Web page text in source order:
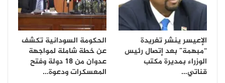
الإعيسر ينشر تغريدة
“مبهمة” بعد إتصال رئيس
الوزراء بمديرة مكتب
قناتي…
الحكومة السودانية تكشف
عن خطة شاملة لمواجهة
عدوان من 18 دولة وفتح
المعسكرات ودعوة…